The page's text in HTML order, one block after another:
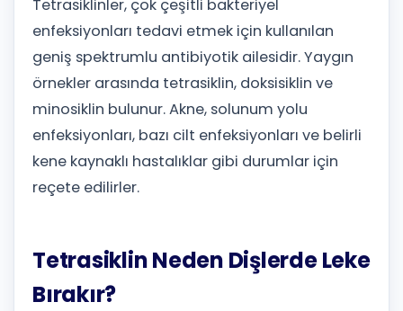
Tetrasiklinler, çok çeşitli bakteriyel
enfeksiyonları tedavi etmek için kullanılan
geniş spektrumlu antibiyotik ailesidir. Yaygın
örnekler arasında tetrasiklin, doksisiklin ve
minosiklin bulunur. Akne, solunum yolu
enfeksiyonları, bazı cilt enfeksiyonları ve belirli
kene kaynaklı hastalıklar gibi durumlar için
reçete edilirler.
Tetrasiklin Neden Dişlerde Leke
Bırakır?